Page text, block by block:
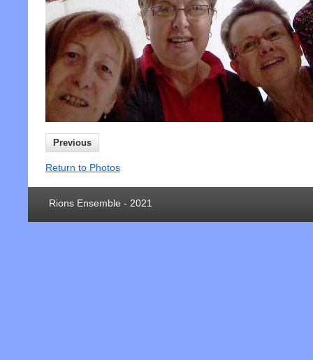
Previous
Return to Photos
Rions Ensemble - 2021